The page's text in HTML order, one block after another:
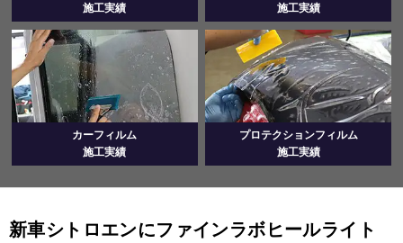
施工実績
施工実績
カーフィルム
施工実績
プロテクションフィルム
施工実績
新車シトロエンにファインラボヒールライト